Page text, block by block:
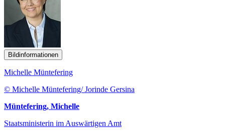
Bildinformationen
Michelle Müntefering
© Michelle Müntefering/ Jorinde Gersina
Müntefering, Michelle
Staatsministerin im Auswärtigen Amt